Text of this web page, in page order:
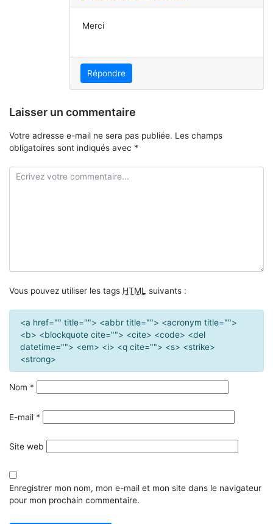
Merci
Répondre
Laisser un commentaire
Votre adresse e-mail ne sera pas publiée. Les champs
obligatoires sont indiqués avec *
Vous pouvez utiliser les tags HTML suivants :
<a href="" title=""> <abbr title=""> <acronym title="">
<b> <blockquote cite=""> <cite> <code> <del
datetime=""> <em> <i> <q cite=""> <s> <strike>
<strong>
Nom *
E-mail *
Site web
Enregistrer mon nom, mon e-mail et mon site dans le navigateur
pour mon prochain commentaire.